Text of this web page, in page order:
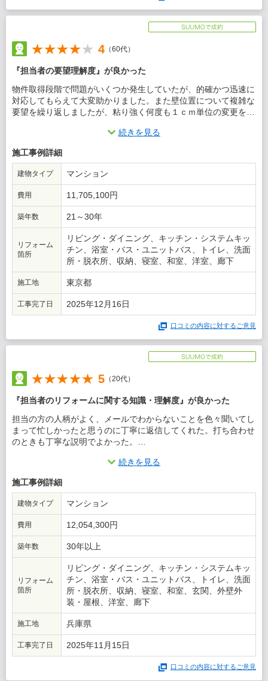
4 （60代）
『担当者の要望理解度』が良かった
物件取得段階で問題がいくつか発生していたが、的確かつ迅速に
対応してもらえて大変助かりました。また壁位置について複雑な
要望を繰り返しましたが、粘り強く何度も１ｃｍ単位の変更を整
スをたくさん頂きました。
この会社に決めた理由
決め手は当方の話を聞く態度と対応の早さ、及び当初から２名体
制の前向きの姿勢。
続きを見る
施工事例詳細
建物タイプ マンション
費用 11,705,100円
築年数 21～30年
リフォーム
箇所
リビング・ダイニング、キッチン・システムキッ
チン、浴室・バス・ユニットバス、トイレ、洗面
所・脱衣所、収納、寝室、和室、洋室、廊下
施工地 東京都
工事完了日 2025年12月16日
口コミの内容に対するご意見
5 （20代）
『担当者のリフォームに関する知識・理解度』が良かった
担当の方の人柄がよく、メールでわからないことを色々聞いてし
まって忙しかったと思うのに丁寧に返信してくれた。打ち合わせ
のときも丁寧な説明でよかった。
3社ピックアップしてもらい、うち2社で迷ったがスケルトンリフ
ォームで配管や電気系統まですべて新しいものにしてもらい、こ
れから30年以上しっかり暮らせるものにしてもらえるということ
で選んだ。
続きを見る
施工事例詳細
建物タイプ マンション
費用 12,054,300円
築年数 30年以上
リフォーム
箇所
リビング・ダイニング、キッチン・システムキッ
チン、浴室・バス・ユニットバス、トイレ、洗面
所・脱衣所、収納、寝室、和室、玄関、外壁外
装・屋根、洋室、廊下
施工地 兵庫県
工事完了日 2025年11月15日
口コミの内容に対するご意見